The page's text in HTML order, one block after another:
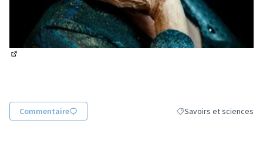
Commentaire Filtrer les résultats de
Savoirs et sciences